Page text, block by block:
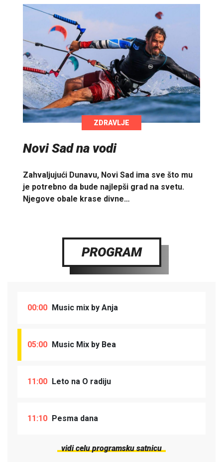
ZDRAVLJE
Novi Sad na vodi
Zahvaljujući Dunavu, Novi Sad ima sve što mu
je potrebno da bude najlepši grad na svetu.
Njegove obale krase divne…
PROGRAM
00:00 Music mix by Anja
05:00 Music Mix by Bea
11:00 Leto na O radiju
11:10 Pesma dana
vidi celu programsku satnicu